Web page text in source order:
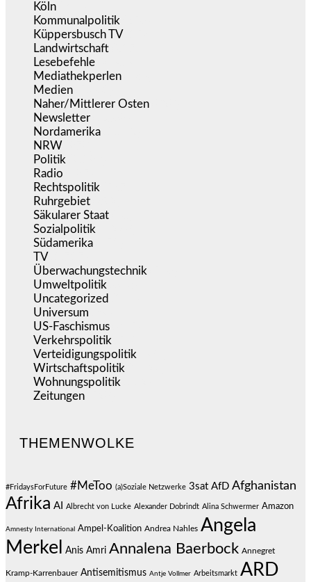
Köln
Kommunalpolitik
Küppersbusch TV
Landwirtschaft
Lesebefehle
Mediathekperlen
Medien
Naher/Mittlerer Osten
Newsletter
Nordamerika
NRW
Politik
Radio
Rechtspolitik
Ruhrgebiet
Säkularer Staat
Sozialpolitik
Südamerika
TV
Überwachungstechnik
Umweltpolitik
Uncategorized
Universum
US-Faschismus
Verkehrspolitik
Verteidigungspolitik
Wirtschaftspolitik
Wohnungspolitik
Zeitungen
THEMENWOLKE
#FridaysForFuture #MeToo (a)Soziale Netzwerke 3sat AfD Afghanistan
Afrika AI Albrecht von Lucke Alexander Dobrindt Alina Schwermer Amazon
Amnesty International Ampel-Koalition Andrea Nahles Angela
Merkel
Anis Amri Annalena Baerbock Annegret
Kramp-Karrenbauer Antisemitismus Antje Vollmer Arbeitsmarkt ARD